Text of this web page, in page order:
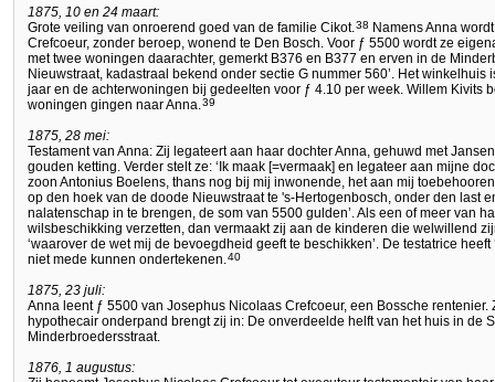
1875, 10 en 24 maart:
Grote veiling van onroerend goed van de familie Cikot.38 Namens Anna
Crefcoeur, zonder beroep, wonend te Den Bosch. Voor ƒ 5500 wordt ze
met twee woningen daarachter, gemerkt B376 en B377 en erven in de
Nieuwstraat, kadastraal bekend onder sectie G nummer 560’. Het
jaar en de achterwoningen bij gedeelten voor ƒ 4.10 per week. Willem Kivits
woningen gingen naar Anna.39
1875, 28 mei:
Testament van Anna: Zij legateert aan haar dochter Anna, gehuwd met
gouden ketting. Verder stelt ze: ‘Ik maak [=vermaak] en legateer aan mijne
zoon Antonius Boelens, thans nog bij mij inwonende, het aan mij
op den hoek van de doode Nieuwstraat te 's-Hertogenbosch, onder den last
nalatenschap in te brengen, de som van 5500 gulden’. Als een of meer van
wilsbeschikking verzetten, dan vermaakt zij aan de kinderen die welwillend
‘waarover de wet mij de bevoegdheid geeft te beschikken’. De testatrice
niet mede kunnen ondertekenen.40
1875, 23 juli:
Anna leent ƒ 5500 van Josephus Nicolaas Crefcoeur, een Bossche rentenier.
hypothecair onderpand brengt zij in: De onverdeelde helft van het huis in de
Minderbroedersstraat.
1876, 1 augustus: